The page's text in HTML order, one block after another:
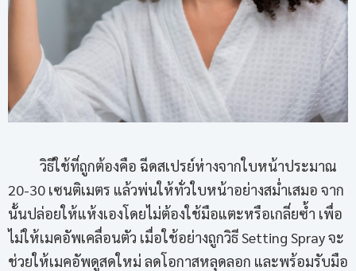
วิธีใช้ที่ถูกต้องคือ ฉีดสเปรย์ห่างจากใบหน้าประมาณ
20-30 เซนติเมตร แล้วพ่นให้ทั่วใบหน้าอย่างสม่ำเสมอ จาก
นั้นปล่อยให้แห้งเองโดยไม่ต้องใช้มือแตะหรือเกลี่ยซ้ำ เพื่อ
ไม่ให้เมคอัพเคลื่อนตัว เมื่อใช้อย่างถูกวิธี Setting Spray จะ
ช่วยให้เมคอัพดูสดใหม่ ลดโอกาสหลุดลอก และพร้อมรับมือ